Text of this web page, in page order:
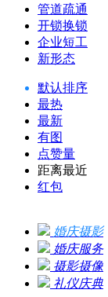
管道疏通
开锁换锁
企业短工
新形态
默认排序
最热
最新
有图
点赞量
距离最近
红包
婚庆摄影
婚庆服务
摄影摄像
礼仪庆典